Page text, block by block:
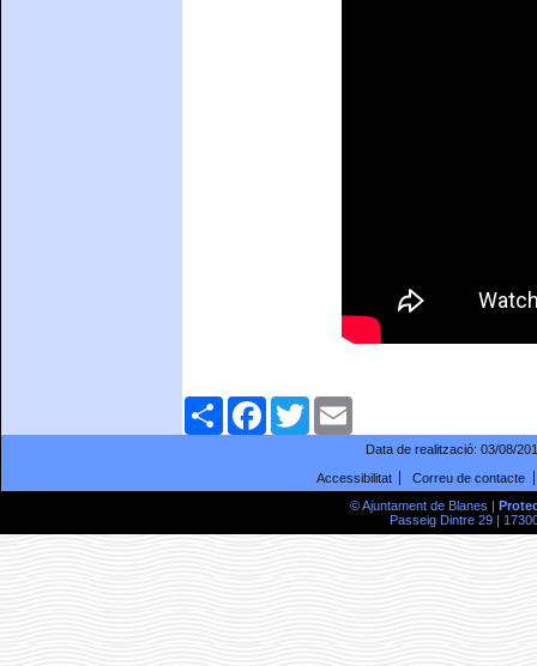
ComparteixFacebookTwitter
Data de realització: 03/08/
Accessibilitat
Correu de contacte
© Ajuntament de Blanes |
Passeig Dintre 29 |